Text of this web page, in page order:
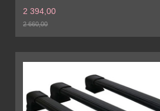
2 394,00
2 660,00